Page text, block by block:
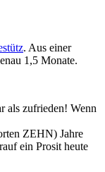
. Aus einer
1,5 Monate.
als zufrieden! Wenn
ZEHN) Jahre
ein Prosit heute